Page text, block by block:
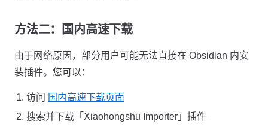
方法二：国内高速下载
由于网络原因，部分用户可能无法直接在 Obsidian 内安
装插件。您可以：
访问 国内高速下载页面
搜索并下载「Xiaohongshu Importer」插件